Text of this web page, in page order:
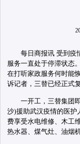
每日商报讯 受到疫
服务一直处于停滞状态
在打听家政服务何时能
诉记者，三替已经正式复
一开工，三替集团
沙)援助武汉疫情的医护
费享受水电维修、木工
热水器、煤气灶、油烟